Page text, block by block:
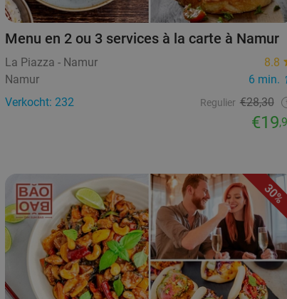
Menu en 2 ou 3 services à la carte à Namur
La Piazza - Namur
8.8
Namur
6 min.
Verkocht: 232
Regulier €28,30
€19
30%